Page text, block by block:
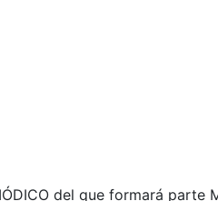
del que formará parte